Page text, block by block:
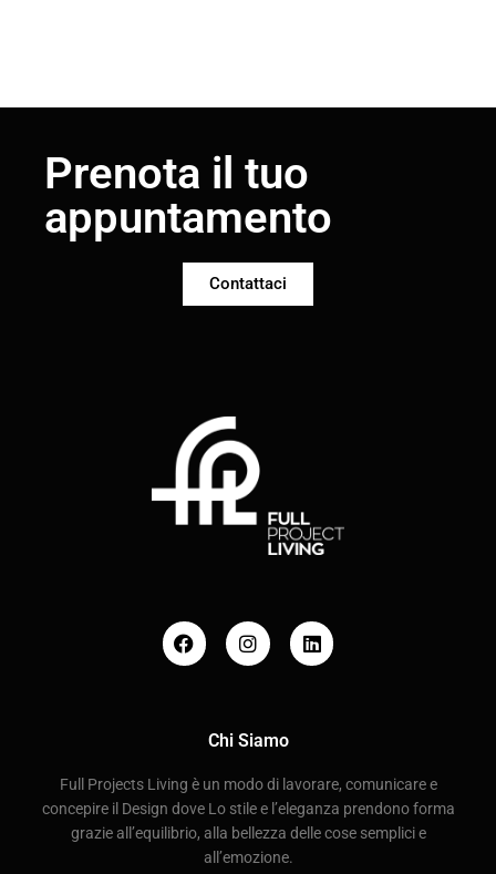
Prenota il tuo
appuntamento
Contattaci
Chi Siamo
Full Projects Living è un modo di lavorare, comunicare e
concepire il Design dove Lo stile e l’eleganza prendono forma
grazie all’equilibrio, alla bellezza delle cose semplici e
all’emozione.